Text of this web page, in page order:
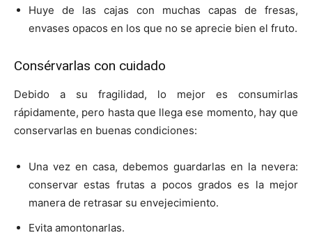
Huye de las cajas con muchas capas de fresas,
envases opacos en los que no se aprecie bien el fruto.
Consérvarlas con cuidado
Debido a su fragilidad, lo mejor es consumirlas
rápidamente, pero hasta que llega ese momento, hay que
conservarlas en buenas condiciones:
Una vez en casa, debemos guardarlas en la nevera:
conservar estas frutas a pocos grados es la mejor
manera de retrasar su envejecimiento.
Evita amontonarlas.